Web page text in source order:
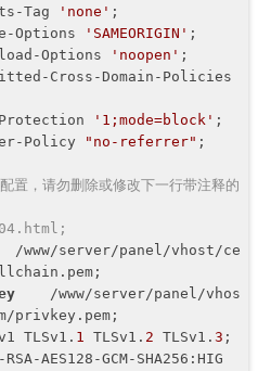
Tag 'none' ;
Options 'SAMEORIGIN' ;
Options 'noopen' ;
'1;mode=block' ;
Policy "no-referrer" ;
置，请勿删除或修改下一行带注释的
/www/server/panel/vhost/ce
    /www/server/panel/vhos
TLSv1. 1 TLSv1. 2 TLSv1. 3 ;
RSA-AES128-GCM-SHA256:HIG